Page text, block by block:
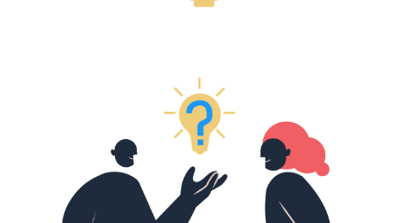
Innovasjon er å fornye eller lage noe nytt som skaper